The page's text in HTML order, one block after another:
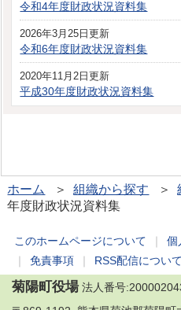
令和4年度財政状況資料集
2026年3月25日更新
令和6年度財政状況資料集
2020年11月2日更新
平成30年度財政状況資料集
ホーム ＞組織から探す ＞
年度財政状況資料集
このホームページについて 個
免責事項 RSS配信について
菊陽町役場法人番号